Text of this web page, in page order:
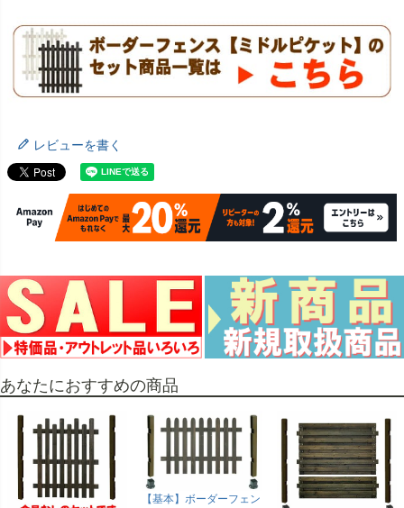
レビューを書く
あなたにおすすめの商品
【基本】ボーダーフェン